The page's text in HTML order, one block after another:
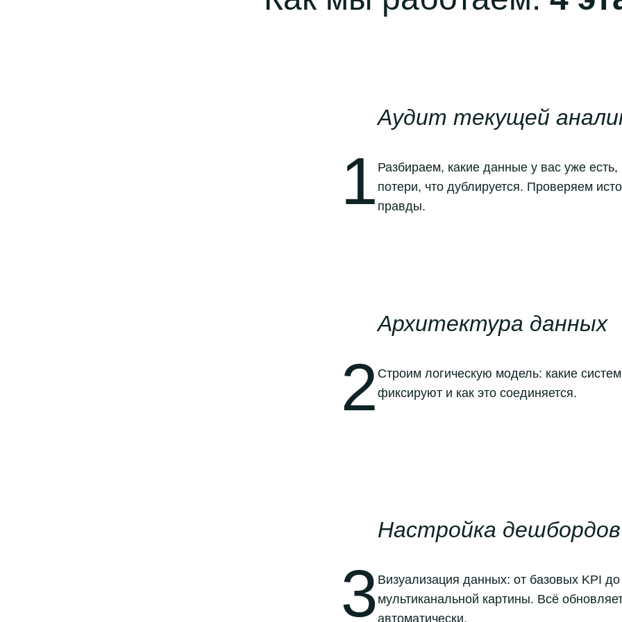
1
Аудит текущей
Разбираем, какие данные у вас уже есть,
потери, что дублируется. Проверяем
правды.
2
Архитектура данных
Строим логическую модель: какие
фиксируют и как это соединяется.
3
Настройка дешбордов
Визуализация данных: от базовых KPI
мультиканальной картины. Всё
автоматически.